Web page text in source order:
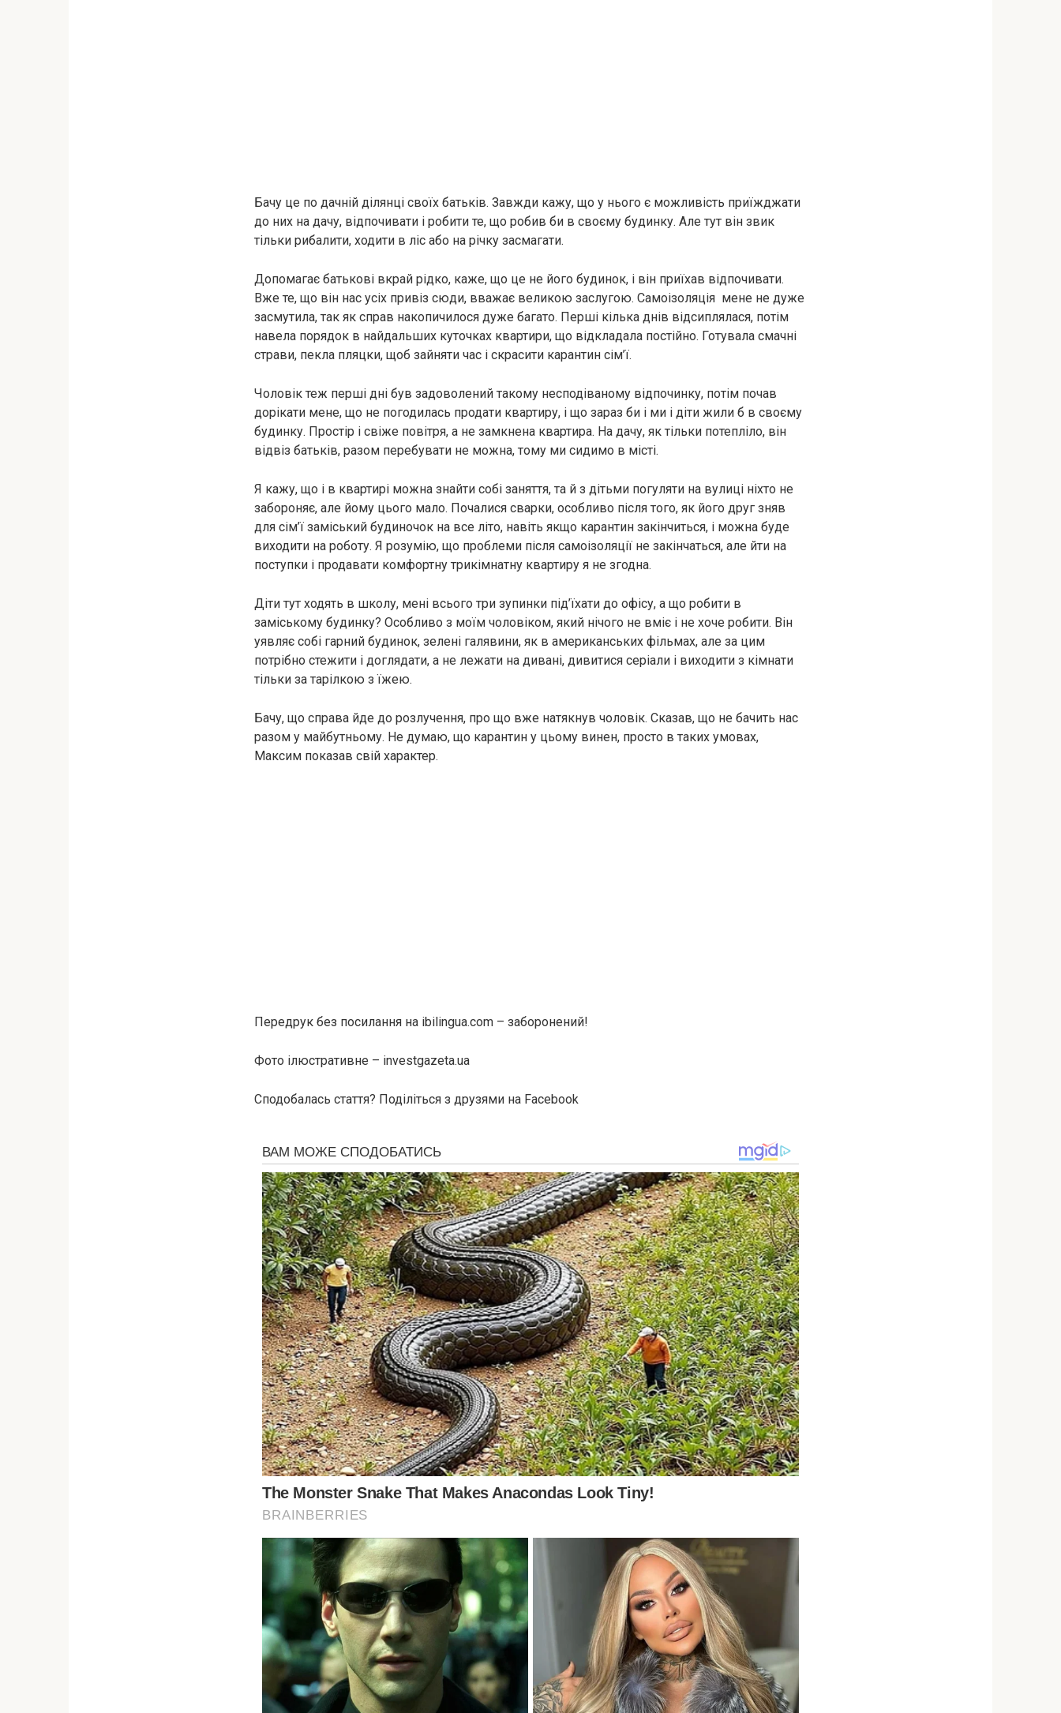
Бачу це по дачній ділянці своїх батьків. Завжди кажу, що у нього є можливість приїжджати
до них на дачу, відпочивати і робити те, що робив би в своєму будинку. Але тут він звик
тільки рибалити, ходити в ліс або на річку засмагати.
Допомагає батькові вкрай рідко, каже, що це не його будинок, і він приїхав відпочивати.
Вже те, що він нас усіх привіз сюди, вважає великою заслугою. Самоізоляція мене не дуже
засмутила, так як справ накопичилося дуже багато. Перші кілька днів відсиплялася, потім
навела порядок в найдальших куточках квартири, що відкладала постійно. Готувала смачні
страви, пекла пляцки, щоб зайняти час і скрасити карантин сім’ї.
Чоловік теж перші дні був задоволений такому несподіваному відпочинку, потім почав
дорікати мене, що не погодилась продати квартиру, і що зараз би і ми і діти жили б в своєму
будинку. Простір і свіже повітря, а не замкнена квартира. На дачу, як тільки потепліло, він
відвіз батьків, разом перебувати не можна, тому ми сидимо в місті.
Я кажу, що і в квартирі можна знайти собі заняття, та й з дітьми погуляти на вулиці ніхто не
забороняє, але йому цього мало. Почалися сварки, особливо після того, як його друг зняв
для сім’ї заміський будиночок на все літо, навіть якщо карантин закінчиться, і можна буде
виходити на роботу. Я розумію, що проблеми після самоізоляції не закінчаться, але йти на
поступки і продавати комфортну трикімнатну квартиру я не згодна.
Діти тут ходять в школу, мені всього три зупинки під’їхати до офісу, а що робити в
заміському будинку? Особливо з моїм чоловіком, який нічого не вміє і не хоче робити. Він
уявляє собі гарний будинок, зелені галявини, як в американських фільмах, але за цим
потрібно стежити і доглядати, а не лежати на дивані, дивитися серіали і виходити з кімнати
тільки за тарілкою з їжею.
Бачу, що справа йде до розлучення, про що вже натякнув чоловік. Сказав, що не бачить нас
разом у майбутньому. Не думаю, що карантин у цьому винен, просто в таких умовах,
Максим показав свій характер.
Передрук без посилання на ibilingua.com – заборонений!
Фото ілюстративне – investgazeta.ua
Сподобалась стаття? Поділіться з друзями на Facebook